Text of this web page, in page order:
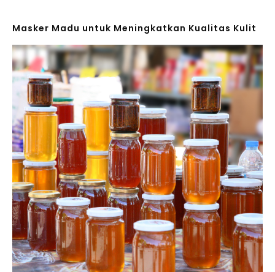
Masker Madu untuk Meningkatkan Kualitas Kulit